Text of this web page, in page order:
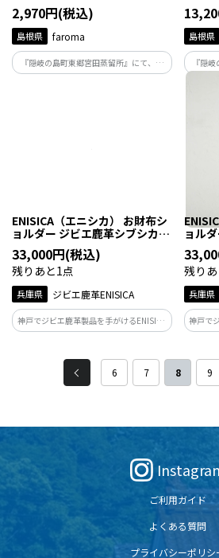
2,970円(税込)
島根県 faroma
『隠岐の島町東郷宮田蒸留所』にて、隠
岐の島に自生する黒文字から水蒸気蒸留
島根県
『隠
抽出
ル。
香り
た強
ENISICA（エニシカ） お財布シ
ョルダー ジビエ鹿革シブシカク
ラッチ 古墨（こぼく） 1個
33,000円(税込)
残りあと1点
兵庫県 ジビエ鹿革ENISICA
神戸でジビエ鹿革製品を手がけるENISICA
が作った、しなやかで軽く、どこにでも
（こぼく）。弥生時代の墨や硯が出土し
ている九州、そのルーツの黒を表すダー
ョル
ラッ
残り
兵庫県
神戸で
が作っ
ネ。
らめく
6 7 8 9
ご利用ガイド
よくある質問
プライバシーポリシ